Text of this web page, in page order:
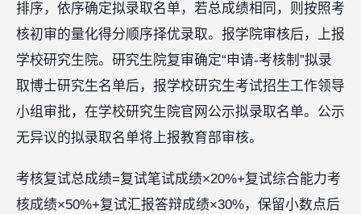
排序，依序确定拟录取名单，若总成绩相同，则按照考
核初审的量化得分顺序择优录取。报学院审核后，上报
学校研究生院。研究生院复审确定“申请-考核制”拟录
取博士研究生名单后，报学校研究生考试招生工作领导
小组审批，在学校研究生院官网公示拟录取名单。公示
无异议的拟录取名单将上报教育部审核。
考核复试总成绩=复试笔试成绩×20%+复试综合能力考
核成绩×50%+复试汇报答辩成绩×30%，保留小数点后